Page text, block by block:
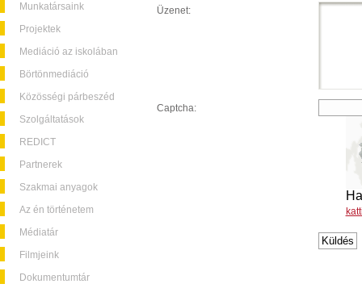
Munkatársaink
Projektek
Mediáció az iskolában
Börtönmediáció
Közösségi párbeszéd
Szolgáltatások
REDICT
Partnerek
Szakmai anyagok
Az én történetem
Médiatár
Filmjeink
Dokumentumtár
Üzenet:
Captcha: